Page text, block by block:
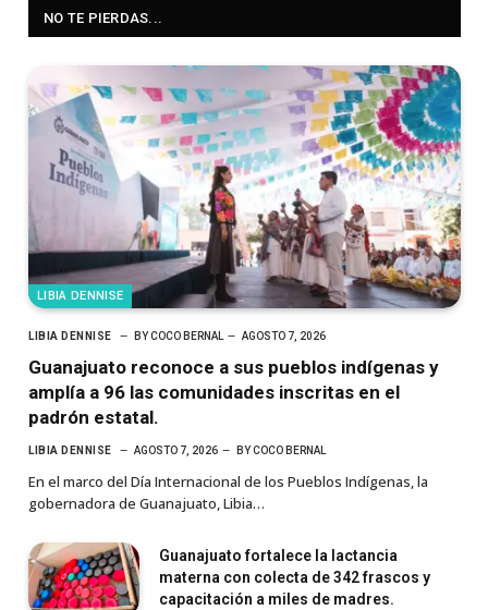
NO TE PIERDAS...
LIBIA DENNISE
LIBIA DENNISE BY COCO BERNAL AGOSTO 7, 2026
Guanajuato reconoce a sus pueblos indígenas y
amplía a 96 las comunidades inscritas en el
padrón estatal.
LIBIA DENNISE AGOSTO 7, 2026 BY COCO BERNAL
En el marco del Día Internacional de los Pueblos Indígenas, la
gobernadora de Guanajuato, Libia…
Guanajuato fortalece la lactancia
materna con colecta de 342 frascos y
capacitación a miles de madres.